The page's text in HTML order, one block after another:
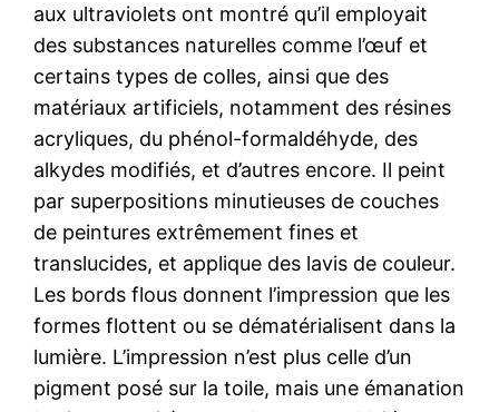
aux ultraviolets ont montré qu’il employait
des substances naturelles comme l’œuf et
certains types de colles, ainsi que des
matériaux artificiels, notamment des résines
acryliques, du phénol-formaldéhyde, des
alkydes modifiés, et d’autres encore. Il peint
par superpositions minutieuses de couches
de peintures extrêmement fines et
translucides, et applique des lavis de couleur.
Les bords flous donnent l’impression que les
formes flottent ou se dématérialisent dans la
lumière. L’impression n’est plus celle d’un
pigment posé sur la toile, mais une émanation